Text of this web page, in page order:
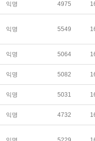
익명 4975
익명 5549
익명 5064
익명 5082
익명 5031
익명 4732